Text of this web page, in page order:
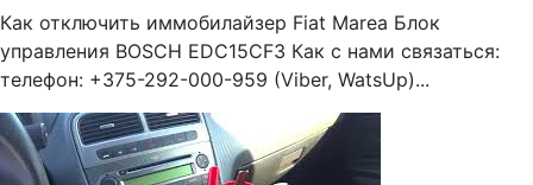
Как отключить иммобилайзер Fiat Marea Блок
управления BOSCH EDC15CF3 Как с нами связаться:
телефон: +375-292-000-959 (Viber, WatsUp)...